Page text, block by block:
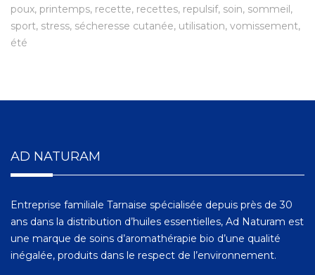
poux printemps recette recettes repulsif soin sommeil
sport stress sécheresse cutanée utilisation vomissement
été
AD NATURAM
Entreprise familiale Tarnaise spécialisée depuis près de 30
ans dans la distribution d’huiles essentielles, Ad Naturam est
une marque de soins d’aromathérapie bio d’une qualité
inégalée, produits dans le respect de l’environnement.